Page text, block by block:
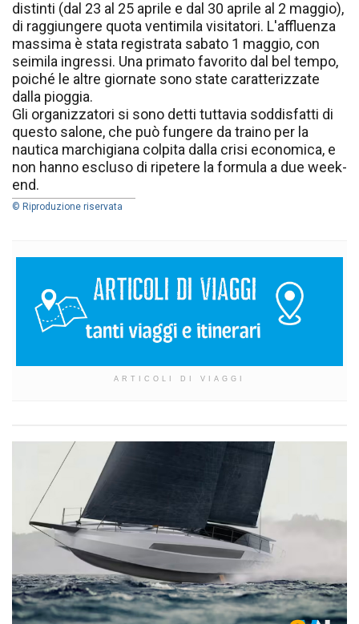
distinti (dal 23 al 25 aprile e dal 30 aprile al 2 maggio),
di raggiungere quota ventimila visitatori. L'affluenza
massima è stata registrata sabato 1 maggio, con
seimila ingressi. Una primato favorito dal bel tempo,
poiché le altre giornate sono state caratterizzate
dalla pioggia.
Gli organizzatori si sono detti tuttavia soddisfatti di
questo salone, che può fungere da traino per la
nautica marchigiana colpita dalla crisi economica, e
non hanno escluso di ripetere la formula a due week-
end.
© Riproduzione riservata
ARTICOLI DI VIAGGI